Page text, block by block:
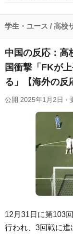
海外「ヨシはGOAT
Powered by
学生・ユース / 高校
中国の反応：高
国衝撃「FKが
る」【海外の反
公開 2025年1月2日 ·
12月31日に第103
行われ、3回戦に進